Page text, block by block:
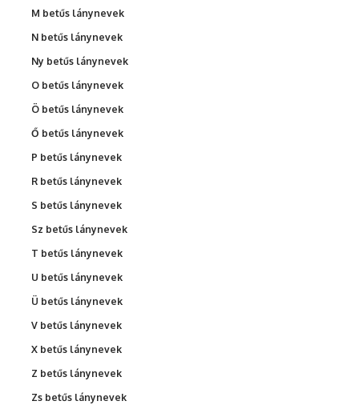
M betűs lánynevek
N betűs lánynevek
Ny betűs lánynevek
O betűs lánynevek
Ö betűs lánynevek
Ő betűs lánynevek
P betűs lánynevek
R betűs lánynevek
S betűs lánynevek
Sz betűs lánynevek
T betűs lánynevek
U betűs lánynevek
Ü betűs lánynevek
V betűs lánynevek
X betűs lánynevek
Z betűs lánynevek
Zs betűs lánynevek